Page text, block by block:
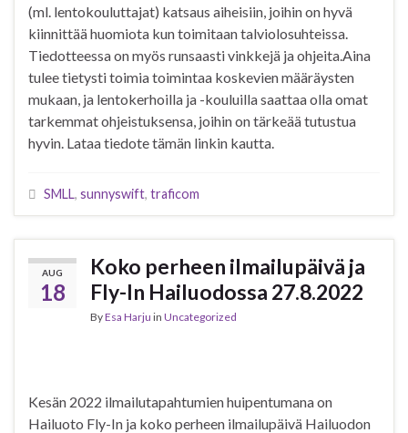
(ml. lentokouluttajat) katsaus aiheisiin, joihin on hyvä
kiinnittää huomiota kun toimitaan talviolosuhteissa.
Tiedotteessa on myös runsaasti vinkkejä ja ohjeita.Aina
tulee tietysti toimia toimintaa koskevien määräysten
mukaan, ja lentokerhoilla ja -kouluilla saattaa olla omat
tarkemmat ohjeistuksensa, joihin on tärkeää tutustua
hyvin. Lataa tiedote tämän linkin kautta.
SMLL, sunnyswift, traficom
AUG
18
Koko perheen ilmailupäivä ja
Fly-In Hailuodossa 27.8.2022
ByEsa Harju in Uncategorized
Kesän 2022 ilmailutapahtumien huipentumana on
Hailuoto Fly-In ja koko perheen ilmailupäivä Hailuodon